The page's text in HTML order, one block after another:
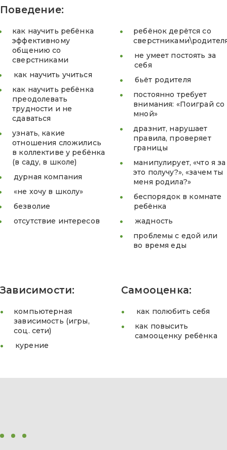
Поведение:
как научить ребёнка
эффективному
общению со
сверстниками
как научить учиться
как научить ребёнка
преодолевать
трудности и не
сдаваться
узнать, какие
отношения сложились
в коллективе у ребёнка
(в саду, в школе)
дурная компания
«не хочу в школу»
безволие
отсутствие интересов
ребёнок дерётся со
не умеет постоять за
себя
бьёт родителя
постоянно требует
внимания: «Поиграй со
мной»
дразнит, нарушает
правила, проверяет
границы
манипулирует, «что я за
это получу?», «зачем ты
меня родила?»
беспорядок в комнате
ребёнка
жадность
проблемы с едой или
во время еды
Зависимости:
компьютерная
зависимость (игры,
соц. сети)
курение
Самооценка:
как полюбить себя
как повысить
самооценку ребёнка